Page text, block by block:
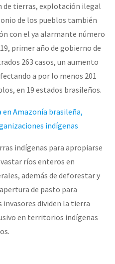
de tierras, explotación ilegal
de los pueblos también
con el ya alarmante número
primer año de gobierno de
263 casos, un aumento
a por lo menos 201
en 19 estados brasileños.
Amazonía brasileña,
indígenas
indígenas para apropiarse
ríos enteros en
además de deforestar y
de pasto para
invasores dividen la tierra
en territorios indígenas